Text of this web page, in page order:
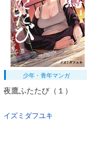
少年・青年マンガ
夜鷹ふたたび（１）
イズミダフユキ